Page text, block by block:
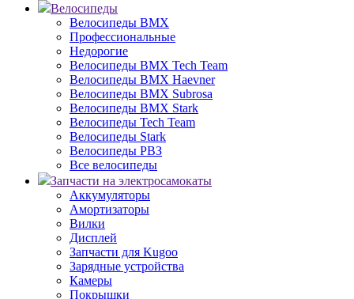
Велосипеды
Велосипеды BMX
Профессиональные
Недорогие
Велосипеды BMX Tech Team
Велосипеды BMX Haevner
Велосипеды BMX Subrosa
Велосипеды BMX Stark
Велосипеды Tech Team
Велосипеды Stark
Велосипеды РВЗ
Все велосипеды
Запчасти на электросамокаты
Аккумуляторы
Амортизаторы
Вилки
Дисплей
Запчасти для Kugoo
Зарядные устройства
Камеры
Покрышки